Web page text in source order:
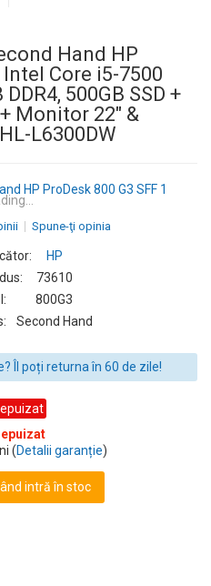
Hand HP
Intel Core i5-7500
500GB SSD +
+ Monitor 22" &
L6300DW
Spune-ţi opinia
HP
73610
800G3
Second Hand
Îl poți returna în 60 de zile!
(Detalii garanție)
intră în stoc